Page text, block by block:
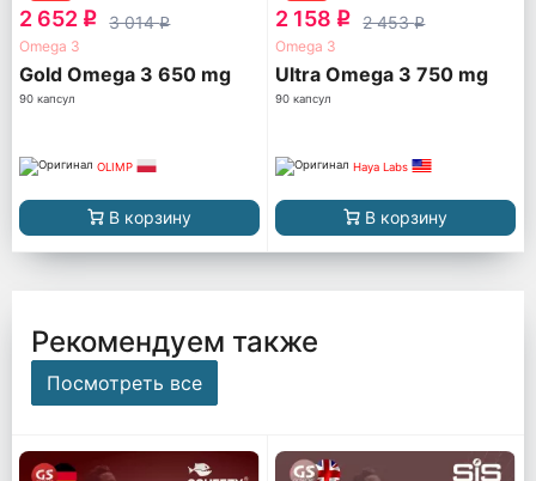
2 652 q 3 014q
Omega 3
Gold Omega 3 650 mg
90 капсул
OLIMP
В корзину
2 158 q 2 453q
Omega 3
Ultra Omega 3 750 mg
90 капсул
Haya Labs
В корзину
Рекомендуем также
Посмотреть все